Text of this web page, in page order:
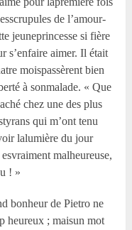
de l’amour-
jeuneprincesse si fière
s’enfaire aimer. Il était
moispassèrent bien
à sonmalade. « Que
chez une des plus
qui m’ont tenu
lalumière du jour
malheureuse,
! »
bonheur de Pietro ne
heureux ; maisun mot